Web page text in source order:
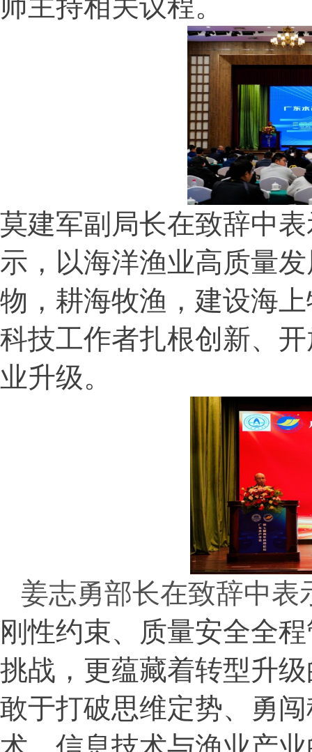
师主持相关议程。
莫建军副局长在致辞中
示，以海洋渔业高质量
物，耕海牧渔，建设海
科技工作者扎根创新、
业升级。
姜志勇部长在致辞中表
刚性约束、质量安全全
挑战，更蕴藏着转型升
敢于打破思维定势、勇